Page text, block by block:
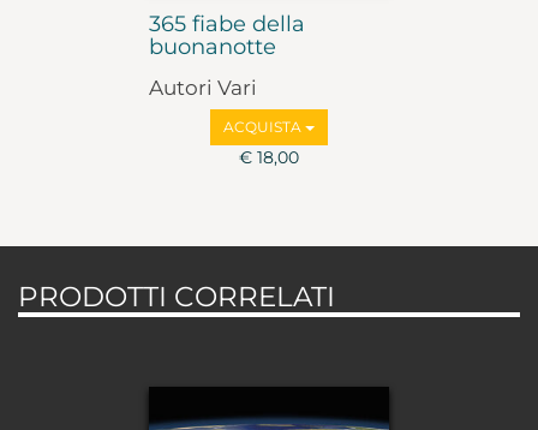
365 fiabe della
buonanotte
Autori Vari
ACQUISTA
€ 18,00
PRODOTTI CORRELATI